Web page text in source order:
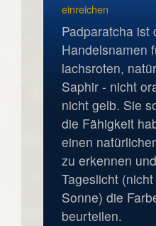
einreichen
Padparatcha ist
Handelsnamen
lachsroten,
Saphir - nicht
nicht gelb. Sie
die Fähigkeit
einen
zu erkennen
Tageslicht
Sonne) die
beurteilen.